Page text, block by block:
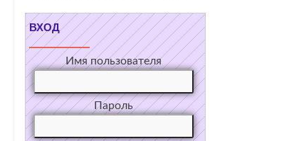
ВХОД
Имя пользователя
Пароль